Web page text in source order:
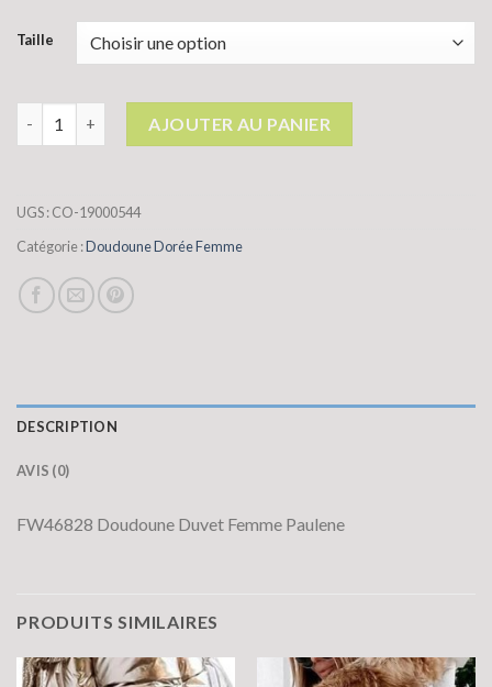
Taille
AJOUTER AU PANIER
UGS :CO-19000544
Catégorie :Doudoune Dorée Femme
DESCRIPTION
AVIS (0)
FW46828 Doudoune Duvet Femme Paulene
PRODUITS SIMILAIRES